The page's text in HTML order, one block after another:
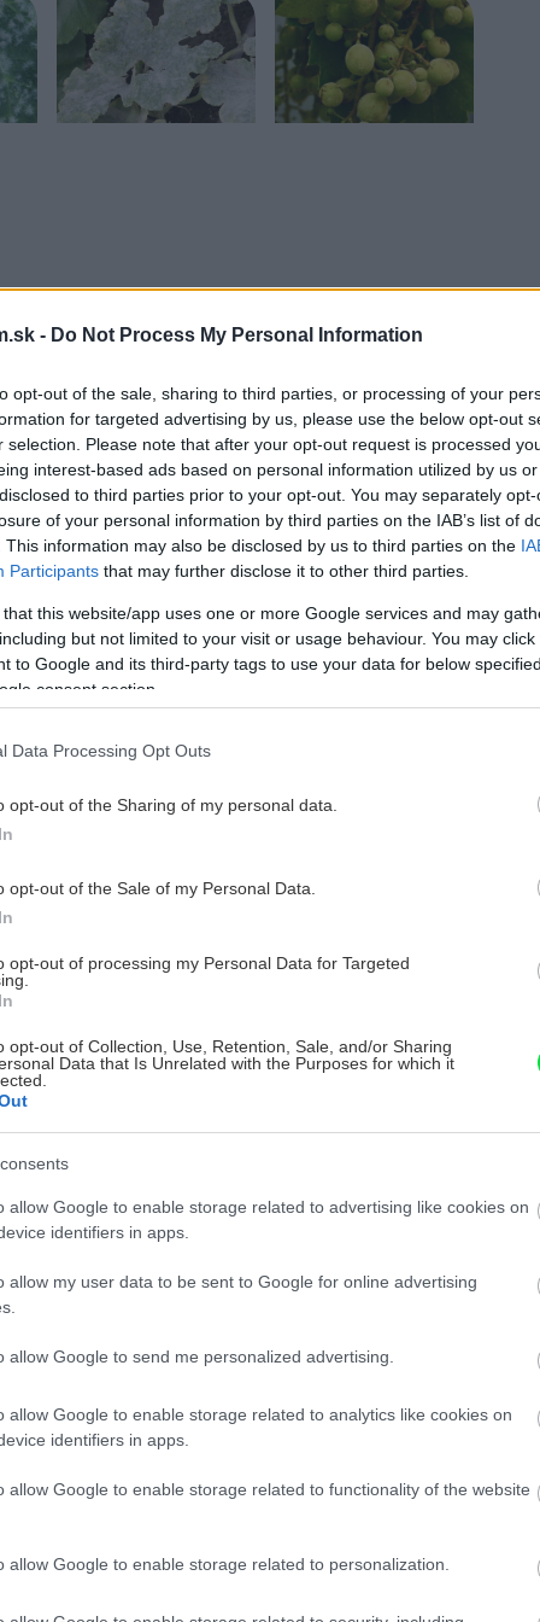
- Do Not Process My Personal Information
opt-out of the sale, sharing to third parties, or processing of your
for targeted advertising by us, please use the below opt-out
selection. Please note that after your opt-out request is processed
interest-based ads based on personal information utilized by us
to third parties prior to your opt-out. You may separately
of your personal information by third parties on the IAB’s list of
This information may also be disclosed by us to third parties on the
Participants that may further disclose it to other third parties.
that this website/app uses one or more Google services and may
but not limited to your visit or usage behaviour. You may
to Google and its third-party tags to use your data for below
consent section.
Data Processing Opt Outs
opt-out of the Sharing of my personal data.
opt-out of the Sale of my Personal Data.
opt-out of processing my Personal Data for Targeted
opt-out of Collection, Use, Retention, Sale, and/or Sharing
Data that Is Unrelated with the Purposes for which it
allow Google to enable storage related to advertising like cookies on
identifiers in apps.
allow my user data to be sent to Google for online advertising
allow Google to send me personalized advertising.
allow Google to enable storage related to analytics like cookies on
identifiers in apps.
allow Google to enable storage related to functionality of the website
allow Google to enable storage related to personalization.
odrodami húb, ktoré patria do
a vlhkom prostredí, prezimujú v pôde.
hmyzom a odtokom vody – tak sa
prípravkov určených na boj
ochoreniam rastlín môžete
proti múčnatke
a účinný fungicíd, ktorý pri kontakte
funguje aj preventívne. Zvyšuje
prostredie, ktoré nie je ideálne pre
draselného, 3 lyžice rastlinného oleja a
vody. Premiešajte a nastriekajte na